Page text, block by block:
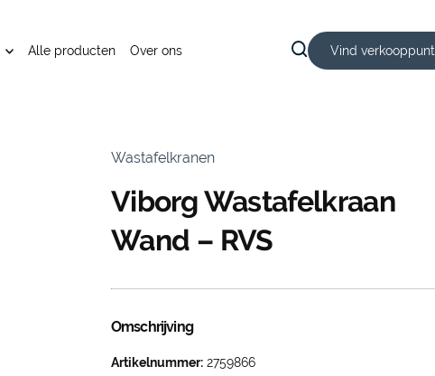
Alle producten Over ons Vind verkooppunt
Wastafelkranen
Viborg Wastafelkraan
Wand – RVS
Omschrijving
Artikelnummer: 2759866